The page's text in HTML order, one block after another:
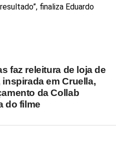
finaliza Eduardo
faz releitura de loja de
em Cruella,
da Collab
do filme